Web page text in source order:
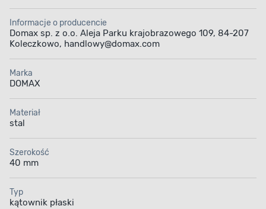
Informacje o producencie
Domax sp. z o.o. Aleja Parku krajobrazowego 109, 84-207
Koleczkowo, handlowy@domax.com
Marka
DOMAX
Materiał
stal
Szerokość
40 mm
Typ
kątownik płaski